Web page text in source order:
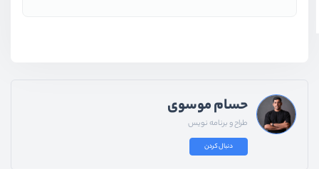
حسام موسوی
طراح و برنامه نویس
دنبال کردن